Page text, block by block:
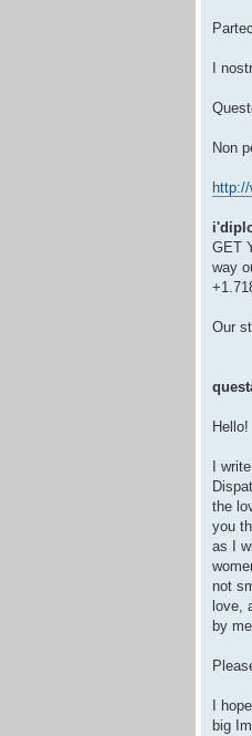
I
Non
GET
way
Our
Hello!
I
the
you
as I
not
love,
by
I
big